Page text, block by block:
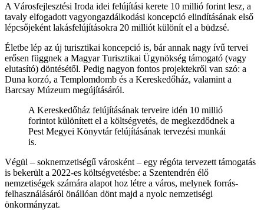
A Városfejlesztési Iroda idei felújítási kerete 10 millió forint lesz, a
tavaly elfogadott vagyongazdálkodási koncepció elindításának első
lépcsőjeként lakásfelújításokra 20 milliót különít el a büdzsé.
Életbe lép az új turisztikai koncepció is, bár annak nagy ívű tervei
erősen függnek a Magyar Turisztikai Ügynökség támogató (vagy
elutasító) döntésétől. Pedig nagyon fontos projektekről van szó: a
Duna korzó, a Templomdomb és a Kereskedőház, valamint a
Barcsay Múzeum megújításáról.
A Kereskedőház felújításának terveire idén 10 millió
forintot különített el a költségvetés, de megkezdődnek a
Pest Megyei Könyvtár felújításának tervezési munkái
is.
Végül – soknemzetiségű városként – egy régóta tervezett támogatás
is bekerült a 2022-es költségvetésbe: a Szentendrén élő
nemzetiségek számára alapot hoz létre a város, melynek forrás-
felhasználásáról önállóan dönt majd a nyolc nemzetiségi
önkormányzat.